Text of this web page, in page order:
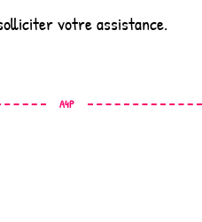
votre assistance.
A4P